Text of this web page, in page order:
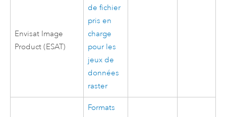
Envisat Image
Product (ESAT)
de fichier
pris en
charge
pour les
jeux de
données
raster
Formats